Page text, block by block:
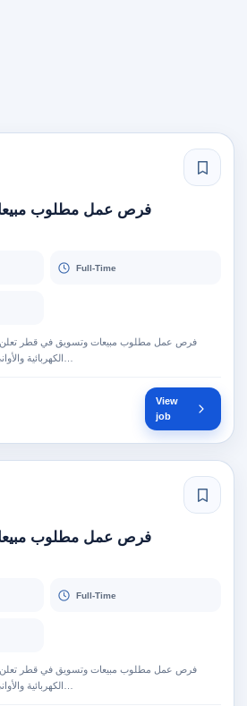
فرص عمل مطلوب
Full-Time
فرص عمل مطلوب مبيعات وتسويق في قطر تعلن
View
job
فرص عمل مطلوب
Full-Time
فرص عمل مطلوب مبيعات وتسويق في قطر تعلن